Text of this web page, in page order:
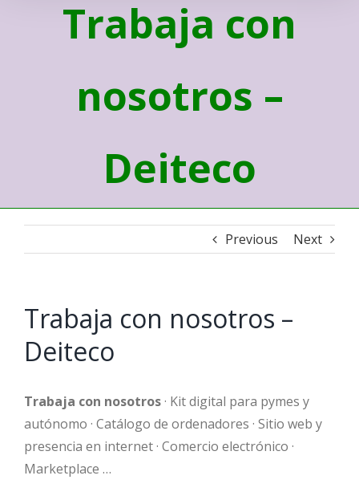
Trabaja con
nosotros –
Deiteco
Previous Next
Trabaja con nosotros –
Deiteco
Trabaja con nosotros· Kit digital para pymes y
autónomo · Catálogo de ordenadores · Sitio web y
presencia en internet · Comercio electrónico ·
Marketplace …